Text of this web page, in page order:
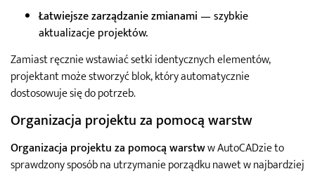
Łatwiejsze zarządzanie zmianami— szybkie
aktualizacje projektów.
Zamiast ręcznie wstawiać setki identycznych elementów,
projektant może stworzyć blok, który automatycznie
dostosowuje się do potrzeb.
Organizacja projektu za pomocą warstw
Organizacja projektu za pomocą warstww AutoCADzie to
sprawdzony sposób na utrzymanie porządku nawet w najbardziej